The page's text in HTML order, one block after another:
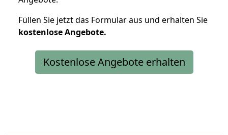
Füllen Sie jetzt das Formular aus und erhalten Sie
kostenloseAngebote.
Kostenlose Angebote erhalten